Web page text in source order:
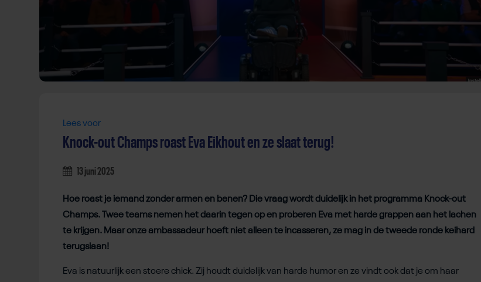
Lees voor
Knock-out Champs roast Eva Eikhout en ze slaat terug!
13 juni 2025
Hoe roast je iemand zonder armen en benen? Die vraag wordt duidelijk in het programma Knock-out
Champs. Twee teams nemen het daarin tegen op en proberen Eva met harde grappen aan het lachen
te krijgen. Maar onze ambassadeur hoeft niet alleen te incasseren, ze mag in de tweede ronde keihard
terugslaan!
Eva is natuurlijk een stoere chick. Zij houdt duidelijk van harde humor en ze vindt ook dat je om haar